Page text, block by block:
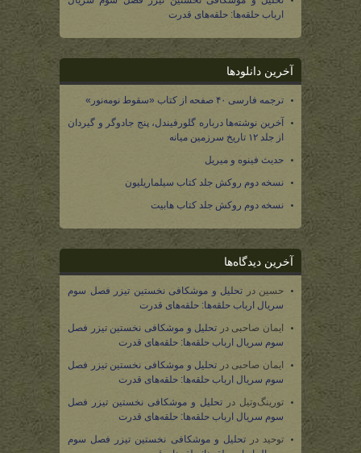
ارباب حلقه‌ها: حلقه‌های قدرت
آخرین دانلودها
ترجمه فارسی ۴۰ صفحه از کتاب «سقوط نومه‌نور»
آخرین نوشته‌ها درباره گلورفیندل، پنج جادوگر و گیردان
از جلد ۱۲ تاریخ سرزمین میانه
حدیث فینوه و میریل
نسخه دوم روکش جلد کتاب سیلماریلیون
نسخه دوم روکش جلد کتاب هابیت
آخرین دیدگاه‌ها
حسین در تحلیل و موشکافی نخستین تیزر فصل سوم
سریال ارباب حلقه‌ها: حلقه‌های قدرت
ایمان صاحبی در تحلیل و موشکافی نخستین تیزر فصل
سوم سریال ارباب حلقه‌ها: حلقه‌های قدرت
ایمان صاحبی در تحلیل و موشکافی نخستین تیزر فصل
سوم سریال ارباب حلقه‌ها: حلقه‌های قدرت
تورینگ‌وتیل در تحلیل و موشکافی نخستین تیزر فصل
سوم سریال ارباب حلقه‌ها: حلقه‌های قدرت
توحید درتحلیل و موشکافی نخستین تیزر فصل سوم